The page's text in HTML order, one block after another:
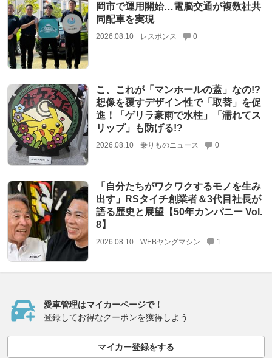
岡市で運用開始…電脳交通が複数社共
同配車を実現
2026.08.10 レスポンス 0
こ、これが「マンホールの蓋」なの!?
想像を覆すデザイン性で「取替」を促
進！「ゲリラ豪雨で水柱」「濡れてス
リップ」も防げる!?
2026.08.10 乗りものニュース 0
「自分たちがワクワクするモノを生み
出す」RSタイチ創業者＆3代目社長が
語る歴史と展望【50年カンパニー Vol.
8】
2026.08.10 WEBヤングマシン 1
愛車管理はマイカーページで！
登録してお得なクーポンを獲得しよう
マイカー登録をする